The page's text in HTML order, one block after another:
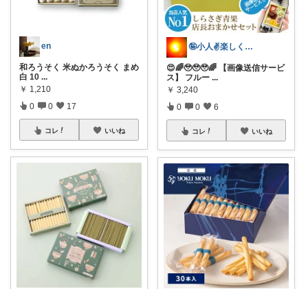
en
和ろうそく 米ぬかろうそく まめ
白 10 ...
￥ 1,210
0 0 17
コレ いいね
🤪小人✌️楽しくは〜い✌️😊⤴️
😍🌈🥹🥹🥹🌈 【画像送信サービ
ス】 フルー ...
￥ 3,240
0 0 6
コレ いいね